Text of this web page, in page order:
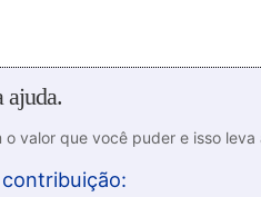
ajuda.
o valor que você puder e isso